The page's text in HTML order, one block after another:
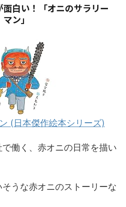
面白い！「オニのサラリー
マン」
(日本傑作絵本シリーズ)
働く、赤オニの日常を描い
うな赤オニのストーリーな